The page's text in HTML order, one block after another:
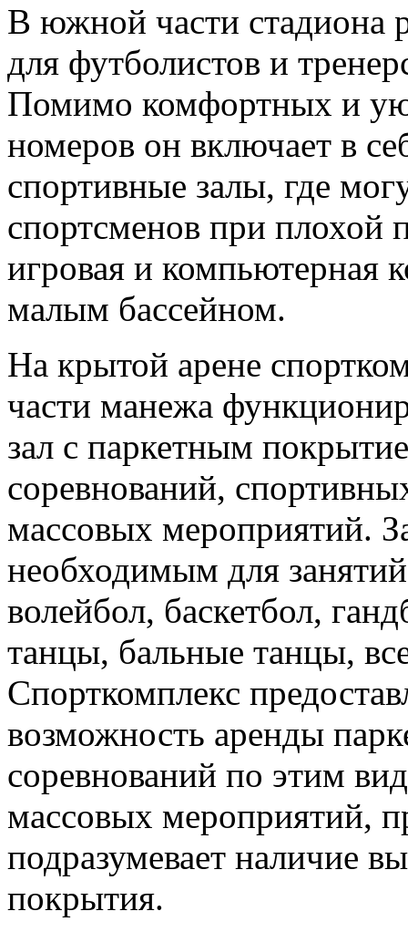
В южной части стадиона
для футболистов и
Помимо комфортных и
номеров он включает в
спортивные залы, где
спортсменов при плохой
игровая и компьютерная
малым бассейном.
На крытой арене
части манежа
зал с паркетным
соревнований,
массовых мероприятий.
необходимым для
волейбол, баскетбол,
танцы, бальные танцы,
Спорткомплекс
возможность аренды
соревнований по этим
массовых мероприятий,
подразумевает наличие
покрытия.